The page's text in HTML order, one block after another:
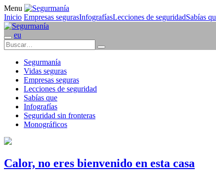
Menu
Inicio Empresas segurasInfografíasLecciones de seguridadSabías
eu
Segurmanía
Vidas seguras
Empresas seguras
Lecciones de seguridad
Sabías que
Infografías
Seguridad sin fronteras
Monográficos
Calor, no eres bienvenido en esta casa